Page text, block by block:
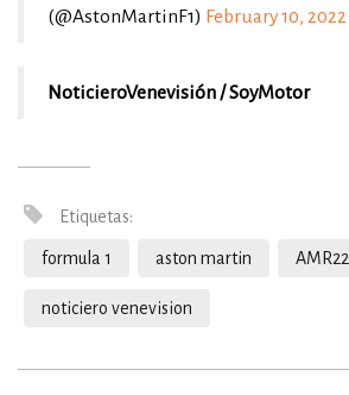
(@AstonMartinF1) February 10, 2022
NoticieroVenevisión / SoyMotor
Etiquetas:
formula 1 aston martin AMR22
noticiero venevision